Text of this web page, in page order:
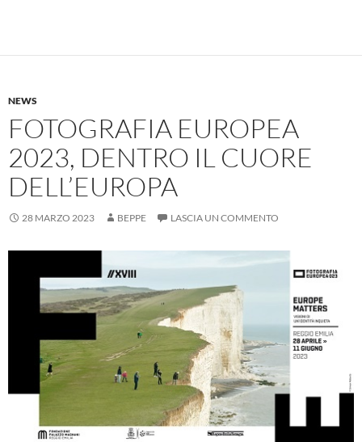
NEWS
FOTOGRAFIA EUROPEA
2023, DENTRO IL CUORE
DELL’EUROPA
28 MARZO 2023 BEPPE LASCIA UN COMMENTO